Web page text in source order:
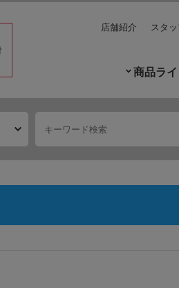
店舗紹介 スタ
商品ラ